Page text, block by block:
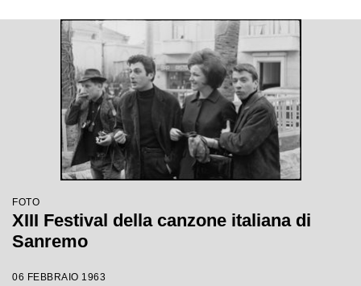
FOTO
XIII Festival della canzone italiana di
Sanremo
06 FEBBRAIO 1963